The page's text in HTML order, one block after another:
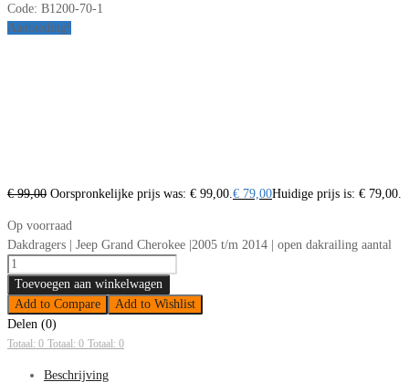
Code: B1200-70-1
Aanbieding!
€99,00 Oorspronkelijke prijs was: € 99,00. € 79,00Huidige prijs is: € 79,00.
Op voorraad
Dakdragers | Jeep Grand Cherokee |2005 t/m 2014 | open dakrailing aantal
Toevoegen aan winkelwagen
Add to Compare
Add to Wishlist
Delen (0)
Totaal: 0 Totaal: 0 Totaal: 0
Beschrijving